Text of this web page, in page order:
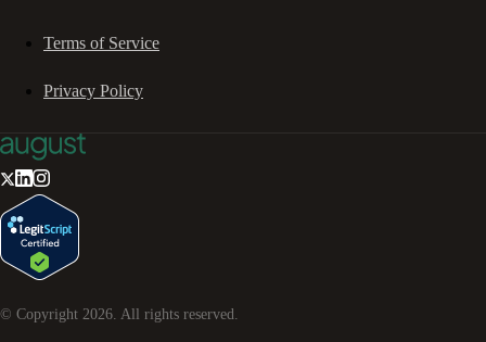
Terms of Service
Privacy Policy
© Copyright 2026 . All rights reserved.